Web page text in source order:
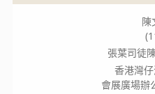
陳
張葉司徒
香港灣
會展廣場辦